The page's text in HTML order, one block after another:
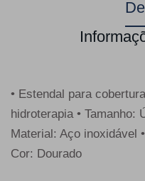
• Estendal para
hidroterapia • Tamanho:
Material: Aço inoxidável
Cor: Dourado